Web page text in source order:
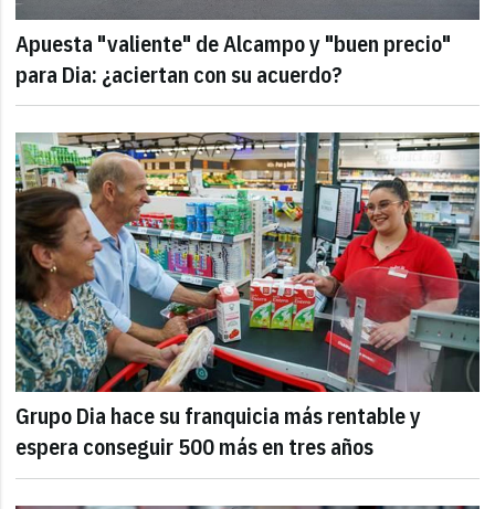
Apuesta "valiente" de Alcampo y "buen precio"
para Dia: ¿aciertan con su acuerdo?
Grupo Dia hace su franquicia más rentable y
espera conseguir 500 más en tres años